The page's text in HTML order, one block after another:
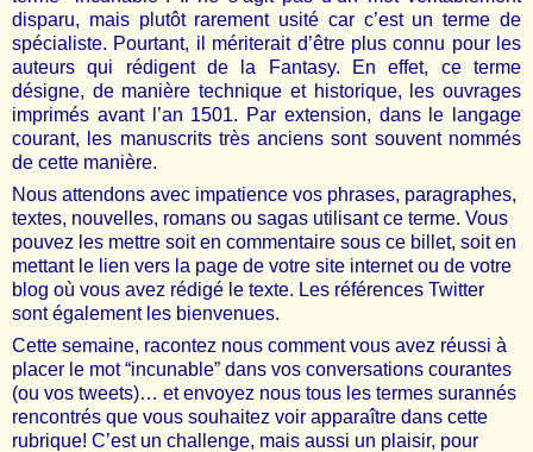
disparu, mais plutôt rarement usité car c’est un terme de
spécialiste. Pourtant, il mériterait d’être plus connu pour les
auteurs qui rédigent de la Fantasy. En effet, ce terme
désigne, de manière technique et historique, les ouvrages
imprimés avant l’an 1501. Par extension, dans le langage
courant, les manuscrits très anciens sont souvent nommés
de cette manière.
Nous attendons avec impatience vos phrases, paragraphes,
textes, nouvelles, romans ou sagas utilisant ce terme. Vous
pouvez les mettre soit en commentaire sous ce billet, soit en
mettant le lien vers la page de votre site internet ou de votre
blog où vous avez rédigé le texte. Les références Twitter
sont également les bienvenues.
Cette semaine, racontez nous comment vous avez réussi à
placer le mot “incunable” dans vos conversations courantes
(ou vos tweets)… et envoyez nous tous les termes surannés
rencontrés que vous souhaitez voir apparaître dans cette
rubrique! C’est un challenge, mais aussi un plaisir, pour